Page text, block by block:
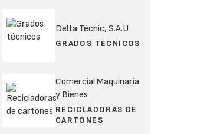
Delta Tècnic, S.A.U
GRADOS TÉCNICOS
Comercial Maquinaria
y Bienes
RECICLADORAS DE
CARTONES